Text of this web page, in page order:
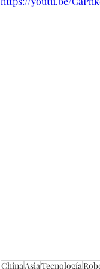
ChinaAsiaTecnología